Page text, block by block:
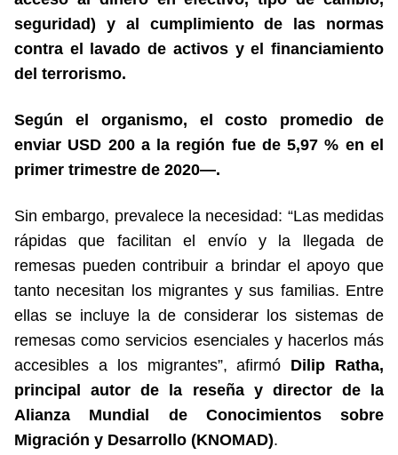
seguridad) y al cumplimiento de las normas
contra el lavado de activos y el financiamiento
del terrorismo.
Según el organismo, el costo promedio de
enviar USD 200 a la región fue de 5,97 % en el
primer trimestre de 2020—.
Sin embargo, prevalece la necesidad: “Las medidas
rápidas que facilitan el envío y la llegada de
remesas pueden contribuir a brindar el apoyo que
tanto necesitan los migrantes y sus familias. Entre
ellas se incluye la de considerar los sistemas de
remesas como servicios esenciales y hacerlos más
accesibles a los migrantes”, afirmó Dilip Ratha,
principal autor de la reseña y director de la
Alianza Mundial de Conocimientos sobre
Migración y Desarrollo (KNOMAD).